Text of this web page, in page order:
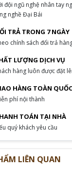
đội ngũ nghệ nhân tay
nghề Đại Bái
TRẢ TRONG 7 NGÀY
chính sách đổi trả
LƯỢNG DỊCH VỤ
hàng luôn được đặt
HÀNG TOÀN QUỐC
phí nội thành
TOÁN TẠI NHÀ
quý khách yêu cầu
LIÊN QUAN